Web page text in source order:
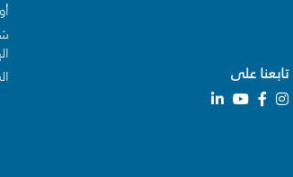
تابعنا على